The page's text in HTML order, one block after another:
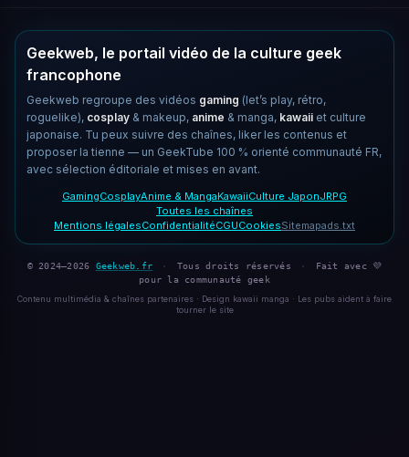
Geekweb, le portail vidéo de la culture geek
francophone
Geekweb regroupe des vidéos gaming (let’s play, rétro,
roguelike), cosplay & makeup, anime & manga, kawaii et culture
japonaise. Tu peux suivre des chaînes, liker les contenus et
proposer la tienne — un GeekTube 100 % orienté communauté FR,
avec sélection éditoriale et mises en avant.
GamingCosplayAnime & MangaKawaiiCulture JaponJRPG
Toutes les chaînes
Mentions légalesConfidentialitéCGUCookiesSitemapads.txt
© 2024–2026 Geekweb.fr · Tous droits réservés ·
Fait avec 💜
pour la communauté geek
Contenu multimédia & chaînes partenaires · Design kawaii manga · Les pubs aident à faire
tourner le site